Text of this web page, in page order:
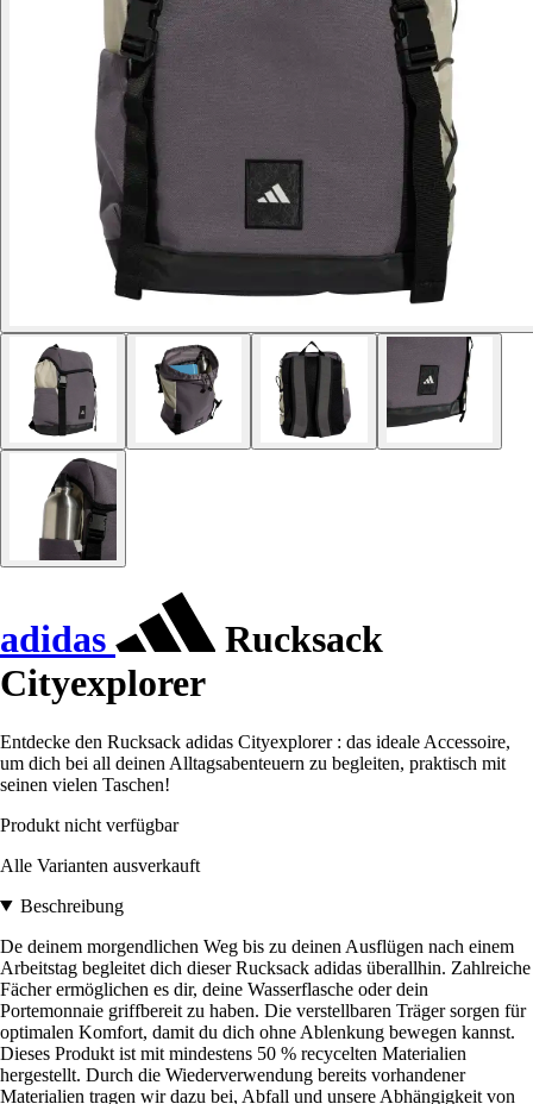
adidas
Rucksack
Cityexplorer
Entdecke den Rucksack adidas Cityexplorer : das ideale Accessoire,
um dich bei all deinen Alltagsabenteuern zu begleiten, praktisch mit
seinen vielen Taschen!
Produkt nicht verfügbar
Alle Varianten ausverkauft
Beschreibung
De deinem morgendlichen Weg bis zu deinen Ausflügen nach einem
Arbeitstag begleitet dich dieser Rucksack adidas überallhin. Zahlreiche
Fächer ermöglichen es dir, deine Wasserflasche oder dein
Portemonnaie griffbereit zu haben. Die verstellbaren Träger sorgen für
optimalen Komfort, damit du dich ohne Ablenkung bewegen kannst.
Dieses Produkt ist mit mindestens 50 % recycelten Materialien
hergestellt. Durch die Wiederverwendung bereits vorhandener
Materialien tragen wir dazu bei, Abfall und unsere Abhängigkeit von